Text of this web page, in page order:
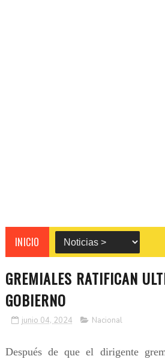
INICIO
GREMIALES RATIFICAN
GOBIERNO
junio 04, 2024 Nacional
Después de que el dirigente